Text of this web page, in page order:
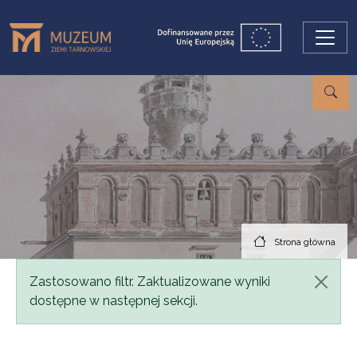
Strona główna
Komunikat
Zastosowano filtr. Zaktualizowane wyniki
dostępne w następnej sekcji.